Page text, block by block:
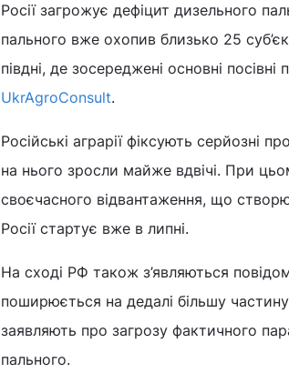
Росії загрожує дефіцит дизельного
пального вже охопив близько 25
півдні, де зосереджені основні
UkrAgroConsult.
Російські аграрії фіксують серйозні
на нього зросли майже вдвічі. При
своєчасного відвантаження, що
Росії стартує вже в липні.
На сході РФ також з’являються
поширюється на дедалі більшу
заявляють про загрозу фактичного
пального.